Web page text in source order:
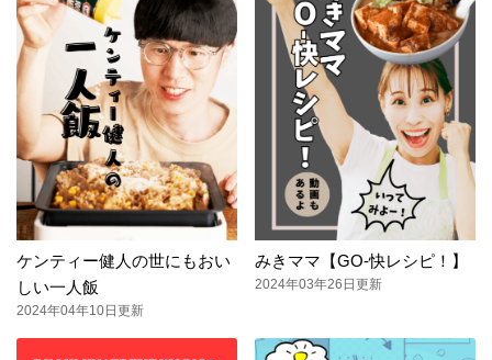
ケンティー健人の世にもおい
しい一人飯
2024年04年10日更新
みきママ【GO-快レシピ！】
2024年03年26日更新